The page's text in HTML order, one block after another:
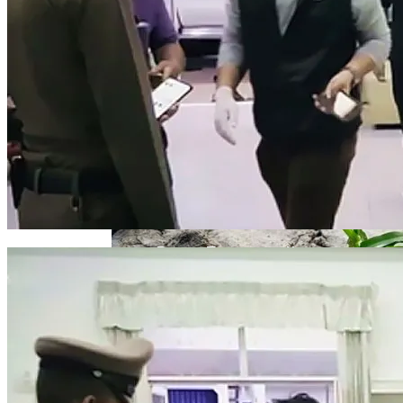
Телескоп «Хаббл» Показал Необычную
Галактику
Ученые Назвали Новую Смертельную
Як Збільшити Продуктивність IPad
Google Вновь Привлекут К
Неудаление Запрещённых Материалов